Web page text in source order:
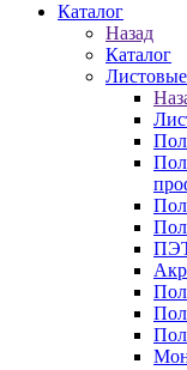
Каталог
Назад
Каталог